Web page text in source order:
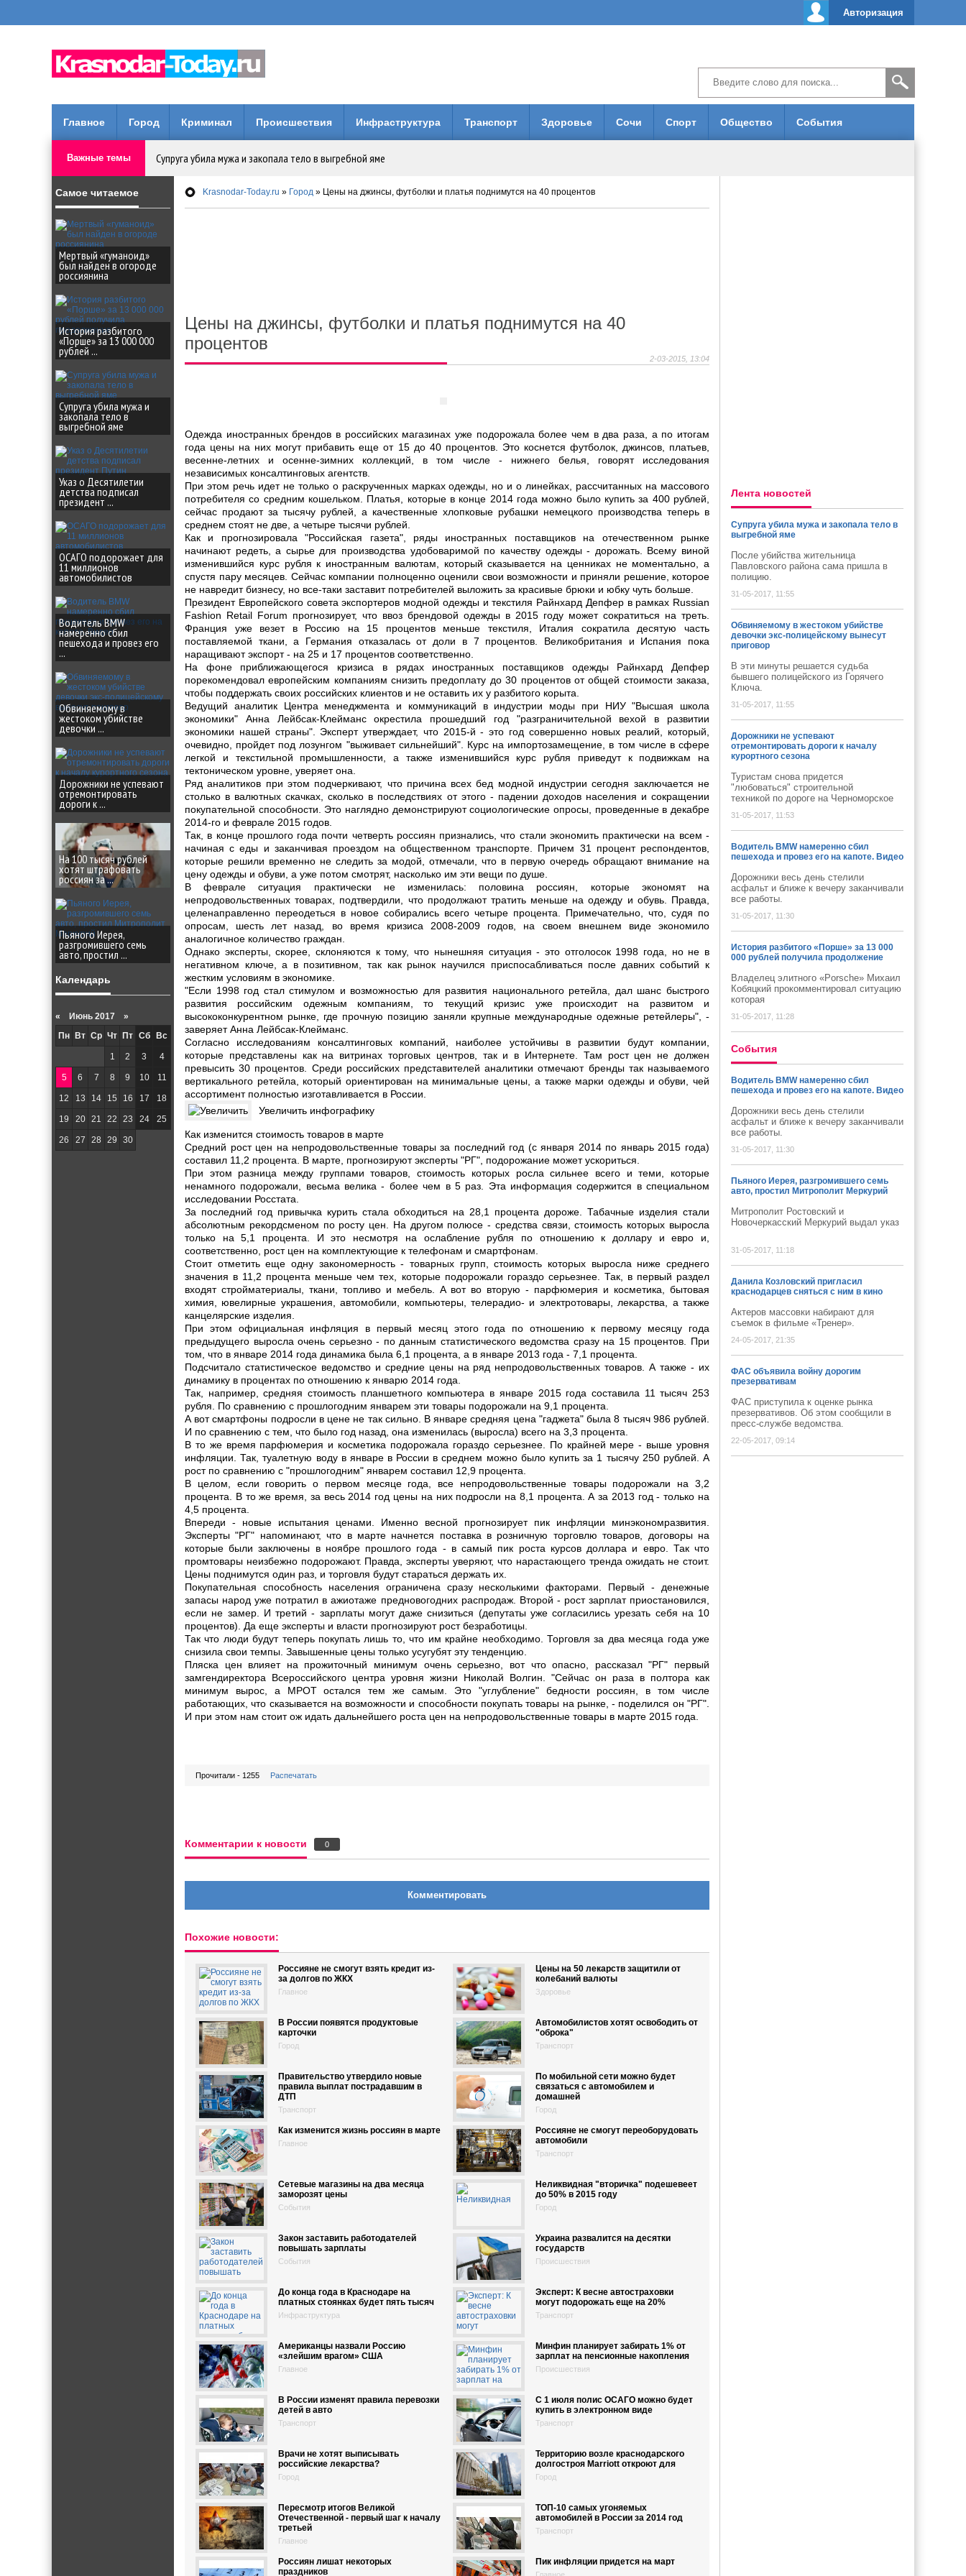
Авторизация
Главное Город Криминал Происшествия Инфраструктура Транспорт Здоровье Сочи Спорт Общество События
Важные темы Супруга убила мужа и закопала тело в выгребной яме
Обвиняемому в жестоком убийстве девочки экс-полицейскому вынесут приговор
Дорожники не успевают отремонтировать дороги к началу курортного сезона
Krasnodar-Today.ru » Город » Цены на джинсы, футболки и платья поднимутся на 40 процентов
Цены на джинсы, футболки и платья поднимутся на 40
процентов
2-03-2015, 13:04
Одежда иностранных брендов в российских магазинах уже подорожала более чем в два раза, а по итогам
года цены на них могут прибавить еще от 15 до 40 процентов. Это коснется футболок, джинсов, платьев,
весенне-летних и осенне-зимних коллекций, в том числе - нижнего белья, говорят исследования
независимых консалтинговых агентств.
При этом речь идет не только о раскрученных марках одежды, но и о линейках, рассчитанных на массового
потребителя со средним кошельком. Платья, которые в конце 2014 года можно было купить за 400 рублей,
сейчас продают за тысячу рублей, а качественные хлопковые рубашки немецкого производства теперь в
среднем стоят не две, а четыре тысячи рублей.
Как и прогнозировала "Российская газета", ряды иностранных поставщиков на отечественном рынке
начинают редеть, а сырье для производства удобоваримой по качеству одежды - дорожать. Всему виной
изменившийся курс рубля к иностранным валютам, который сказывается на ценниках не моментально, а
спустя пару месяцев. Сейчас компании полноценно оценили свои возможности и приняли решение, которое
не навредит бизнесу, но все-таки заставит потребителей выложить за красивые брюки и юбку чуть больше.
Президент Европейского совета экспортеров модной одежды и текстиля Райнхард Депфер в рамках Russian
Fashion Retail Forum прогнозирует, что ввоз брендовой одежды в 2015 году может сократиться на треть.
Франция уже везет в Россию на 15 процентов меньше текстиля, Италия сократила десятую часть
поставляемой ткани, а Германия отказалась от доли в 7 процентов. Великобритания и Испания пока
наращивают экспорт - на 25 и 17 процентов соответственно.
На фоне приближающегося кризиса в рядах иностранных поставщиков одежды Райнхард Депфер
порекомендовал европейским компаниям снизить предоплату до 30 процентов от общей стоимости заказа,
чтобы поддержать своих российских клиентов и не оставить их у разбитого корыта.
Ведущий аналитик Центра менеджмента и коммуникаций в индустрии моды при НИУ "Высшая школа
экономики" Анна Лейбсак-Клейманс окрестила прошедший год "разграничительной вехой в развитии
экономики нашей страны". Эксперт утверждает, что 2015-й - это год совершенно новых реалий, который,
очевидно, пройдет под лозунгом "выживает сильнейший". Курс на импортозамещение, в том числе в сфере
легкой и текстильной промышленности, а также изменившийся курс рубля приведут к подвижкам на
тектоническом уровне, уверяет она.
Ряд аналитиков при этом подчеркивают, что причина всех бед модной индустрии сегодня заключается не
столько в валютных скачках, сколько в последствиях от этого - падении доходов населения и сокращении
покупательной способности. Это наглядно демонстрируют социологические опросы, проведенные в декабре
2014-го и феврале 2015 годов.
Так, в конце прошлого года почти четверть россиян признались, что стали экономить практически на всем -
начиная с еды и заканчивая проездом на общественном транспорте. Причем 31 процент респондентов,
которые решили временно не следить за модой, отмечали, что в первую очередь обращают внимание на
цену одежды и обуви, а уже потом смотрят, насколько им эти вещи по душе.
В феврале ситуация практически не изменилась: половина россиян, которые экономят на
непродовольственных товарах, подтвердили, что продолжают тратить меньше на одежду и обувь. Правда,
целенаправленно переодеться в новое собирались всего четыре процента. Примечательно, что, судя по
опросам, шесть лет назад, во время кризиса 2008-2009 годов, на своем внешнем виде экономило
аналогичное количество граждан.
Однако эксперты, скорее, склоняются к тому, что нынешняя ситуация - это отголосок 1998 года, но не в
негативном ключе, а в позитивном, так как рынок научился приспосабливаться после давних событий к
жестким условиям в экономике.
"Если 1998 год стал стимулом и возможностью для развития национального ретейла, дал шанс быстрого
развития российским одежным компаниям, то текущий кризис уже происходит на развитом и
высококонкурентном рынке, где прочную позицию заняли крупные международные одежные ретейлеры", -
заверяет Анна Лейбсак-Клейманс.
Согласно исследованиям консалтинговых компаний, наиболее устойчивы в развитии будут компании,
которые представлены как на витринах торговых центров, так и в Интернете. Там рост цен не должен
превысить 30 процентов. Среди российских представителей аналитики отмечают бренды так называемого
вертикального ретейла, который ориентирован на минимальные цены, а также марки одежды и обуви, чей
ассортимент полностью изготавливается в России.
Увеличить инфографику
Как изменится стоимость товаров в марте
Средний рост цен на непродовольственные товары за последний год (с января 2014 по январь 2015 года)
составил 11,2 процента. В марте, прогнозируют эксперты "РГ", подорожание может ускориться.
При этом разница между группами товаров, стоимость которых росла сильнее всего и теми, которые
ненамного подорожали, весьма велика - более чем в 5 раз. Эта информация содержится в специальном
исследовании Росстата.
За последний год привычка курить стала обходиться на 28,1 процента дороже. Табачные изделия стали
абсолютным рекордсменом по росту цен. На другом полюсе - средства связи, стоимость которых выросла
только на 5,1 процента. И это несмотря на ослабление рубля по отношению к доллару и евро и,
соответственно, рост цен на комплектующие к телефонам и смартфонам.
Стоит отметить еще одну закономерность - товарных групп, стоимость которых выросла ниже среднего
значения в 11,2 процента меньше чем тех, которые подорожали гораздо серьезнее. Так, в первый раздел
входят стройматериалы, ткани, топливо и мебель. А вот во вторую - парфюмерия и косметика, бытовая
химия, ювелирные украшения, автомобили, компьютеры, телерадио- и электротовары, лекарства, а также
канцелярские изделия.
При этом официальная инфляция в первый месяц этого года по отношению к первому месяцу года
предыдущего выросла очень серьезно - по данным статистического ведомства сразу на 15 процентов. При
том, что в январе 2014 года динамика была 6,1 процента, а в январе 2013 года - 7,1 процента.
Подсчитало статистическое ведомство и средние цены на ряд непродовольственных товаров. А также - их
динамику в процентах по отношению к январю 2014 года.
Так, например, средняя стоимость планшетного компьютера в январе 2015 года составила 11 тысяч 253
рубля. По сравнению с прошлогодним январем эти товары подорожали на 9,1 процента.
А вот смартфоны подросли в цене не так сильно. В январе средняя цена "гаджета" была 8 тысяч 986 рублей.
И по сравнению с тем, что было год назад, она изменилась (выросла) всего на 3,3 процента.
В то же время парфюмерия и косметика подорожала гораздо серьезнее. По крайней мере - выше уровня
инфляции. Так, туалетную воду в январе в России в среднем можно было купить за 1 тысячу 250 рублей. А
рост по сравнению с "прошлогодним" январем составил 12,9 процента.
В целом, если говорить о первом месяце года, все непродовольственные товары подорожали на 3,2
процента. В то же время, за весь 2014 год цены на них подросли на 8,1 процента. А за 2013 год - только на
4,5 процента.
Впереди - новые испытания ценами. Именно весной прогнозирует пик инфляции минэкономразвития.
Эксперты "РГ" напоминают, что в марте начнется поставка в розничную торговлю товаров, договоры на
которые были заключены в ноябре прошлого года - в самый пик роста курсов доллара и евро. Так что
промтовары неизбежно подорожают. Правда, эксперты уверяют, что нарастающего тренда ожидать не стоит.
Цены поднимутся один раз, и торговля будут стараться держать их.
Покупательная способность населения ограничена сразу несколькими факторами. Первый - денежные
запасы народ уже потратил в ажиотаже предновогодних распродаж. Второй - рост зарплат приостановился,
если не замер. И третий - зарплаты могут даже снизиться (депутаты уже согласились урезать себя на 10
процентов). Да еще эксперты и власти прогнозируют рост безработицы.
Так что люди будут теперь покупать лишь то, что им крайне необходимо. Торговля за два месяца года уже
снизила свои темпы. Завышенные цены только усугубят эту тенденцию.
Пляска цен влияет на прожиточный минимум очень серьезно, вот что опасно, рассказал "РГ" первый
замгендиректора Всероссийского центра уровня жизни Николай Волгин. "Сейчас он раза в полтора как
минимум вырос, а МРОТ остался тем же самым. Это "углубление" бедности россиян, в том числе
работающих, что сказывается на возможности и способности покупать товары на рынке, - поделился он "РГ".
И при этом нам стоит ож идать дальнейшего роста цен на непродовольственные товары в марте 2015 года.
Прочитали - 1255 Распечатать
Комментарии к новости 0
Комментировать
Похожие новости:
Россияне не смогут взять кредит из-
за долгов по ЖКХ
Главное
Цены на 50 лекарств защитили от
колебаний валюты
Здоровье
В России появятся продуктовые
карточки
Город
Автомобилистов хотят освободить от
"оброка"
Транспорт
Правительство утвердило новые
правила выплат пострадавшим в
ДТП
Транспорт
По мобильной сети можно будет
связаться с автомобилем и
домашней
Город
Как изменится жизнь россиян в марте
Главное
Россияне не смогут переоборудовать
автомобили
Транспорт
Сетевые магазины на два месяца
заморозят цены
События
Неликвидная "вторичка" подешевеет
до 50% в 2015 году
Город
Закон заставить работодателей
повышать зарплаты
События
Украина развалится на десятки
государств
Происшествия
До конца года в Краснодаре на
платных стоянках будет пять тысяч
Инфраструктура
Эксперт: К весне автостраховки
могут подорожать еще на 20%
Транспорт
Американцы назвали Россию
«злейшим врагом» США
Главное
Минфин планирует забирать 1% от
зарплат на пенсионные накопления
Происшествия
В России изменят правила перевозки
детей в авто
Транспорт
С 1 июля полис ОСАГО можно будет
купить в электронном виде
Транспорт
Врачи не хотят выписывать
российские лекарства?
Город
Территорию возле краснодарского
долгостроя Marriott откроют для
Город
Пересмотр итогов Великой
Отечественной - первый шаг к началу
третьей
Главное
ТОП-10 самых угоняемых
автомобилей в России за 2014 год
Транспорт
Россиян лишат некоторых
праздников
Пик инфляции придется на март
Самое читаемое
Мертвый «гуманоид»
был найден в огороде
россиянина
История разбитого
«Порше» за 13 000 000
рублей ...
Супруга убила мужа и
закопала тело в
выгребной яме
Указ о Десятилетии
детства подписал
президент ...
ОСАГО подорожает для
11 миллионов
автомобилистов
Водитель BMW
намеренно сбил
пешехода и провез его
...
Обвиняемому в
жестоком убийстве
девочки ...
Дорожники не успевают
отремонтировать
дороги к ...
На 100 тысяч рублей
хотят штрафовать
россиян за ...
Пьяного Иерея,
разгромившего семь
авто, простил ...
Календарь
« Июнь 2017 »
Пн
Вт Ср Чт Пт Сб Вс
1 2 3 4
5 6 7 8 9 10 11
12 13 14 15 16 17 18
19 20 21 22 23 24 25
26 27 28 29 30
Лента новостей
Супруга убила мужа и закопала тело в
выгребной яме
После убийства жительница
Павловского района сама пришла в
полицию.
31-05-2017, 11:55
Обвиняемому в жестоком убийстве
девочки экс-полицейскому вынесут
приговор
В эти минуты решается судьба
бывшего полицейского из Горячего
Ключа.
31-05-2017, 11:55
Дорожники не успевают
отремонтировать дороги к началу
курортного сезона
Туристам снова придется
"любоваться" строительной
техникой по дороге на Черноморское
31-05-2017, 11:53
Водитель BMW намеренно сбил
пешехода и провез его на капоте. Видео
Дорожники весь день стелили
асфальт и ближе к вечеру заканчивали
все работы.
31-05-2017, 11:30
История разбитого «Порше» за 13 000
000 рублей получила продолжение
Владелец элитного «Porsche» Михаил
Кобяцкий прокомментировал ситуацию
которая
31-05-2017, 11:28
Cобытия
Водитель BMW намеренно сбил
пешехода и провез его на капоте. Видео
Дорожники весь день стелили
асфальт и ближе к вечеру заканчивали
все работы.
31-05-2017, 11:30
Пьяного Иерея, разгромившего семь
авто, простил Митрополит Меркурий
Митрополит Ростовский и
Новочеркасский Меркурий выдал указ
31-05-2017, 11:18
Данила Козловский пригласил
краснодарцев сняться с ним в кино
Актеров массовки набирают для
съемок в фильме «Тренер».
24-05-2017, 21:35
ФАС объявила войну дорогим
презервативам
ФАС приступила к оценке рынка
презервативов. Об этом сообщили в
пресс-службе ведомства.
22-05-2017, 09:14